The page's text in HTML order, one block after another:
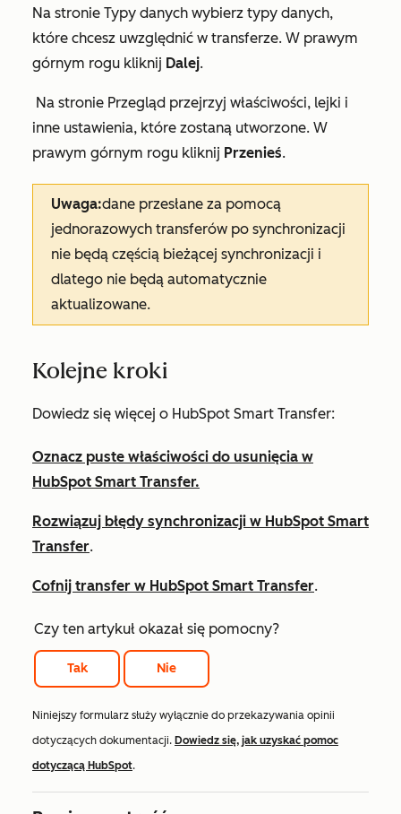
Na stronie Typy danych wybierz typy danych,
które chcesz uwzględnić w transferze. W prawym
górnym rogu kliknij Dalej.
Na stronie Przegląd przejrzyj właściwości, lejki i
inne ustawienia, które zostaną utworzone. W
prawym górnym rogu kliknij Przenieś.
Uwaga:dane przesłane za pomocą
jednorazowych transferów po synchronizacji
nie będą częścią bieżącej synchronizacji i
dlatego nie będą automatycznie
aktualizowane.
Kolejne kroki
Dowiedz się więcej o HubSpot Smart Transfer:
Oznacz puste właściwości do usunięcia w
HubSpot Smart Transfer.
Rozwiązuj błędy synchronizacji w HubSpot Smart
Transfer.
Cofnij transfer w HubSpot Smart Transfer.
Czy ten artykuł okazał się pomocny?
Tak Nie
Niniejszy formularz służy wyłącznie do przekazywania opinii
dotyczących dokumentacji. Dowiedz się, jak uzyskać pomoc
dotyczącą HubSpot.